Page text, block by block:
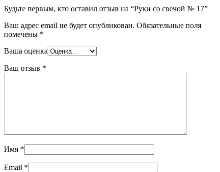
Будьте первым, кто оставил отзыв на “Руки со свечой № 17”
Ваш адрес email не будет опубликован. Обязательные поля
помечены *
Ваша оценка
Ваш отзыв *
Имя *
Email *